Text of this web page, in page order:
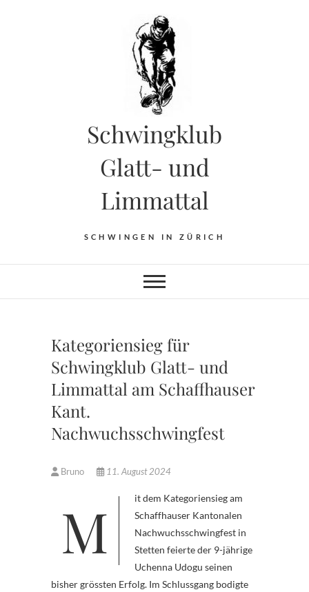
Schwingklub
Glatt- und
Limmattal
SCHWINGEN IN ZÜRICH
Kategoriensieg für
Schwingklub Glatt- und
Limmattal am Schaffhauser
Kant.
Nachwuchsschwingfest
Bruno 11. August 2024
Mit dem Kategoriensieg am
Schaffhauser Kantonalen
Nachwuchsschwingfest in
Stetten feierte der 9-jährige
Uchenna Udogu seinen
bisher grössten Erfolg. Im Schlussgang bodigte